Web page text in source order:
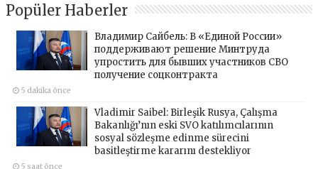
Popüler Haberler
Владимир Сайбель: В «Единой России»
поддерживают решение Минтруда
упростить для бывших участников СВО
получение соцконтракта
5 dakika önce
Vladimir Saibel: Birleşik Rusya, Çalışma
Bakanlığı’nın eski SVO katılımcılarının
sosyal sözleşme edinme sürecini
basitleştirme kararını destekliyor
5 saat önce